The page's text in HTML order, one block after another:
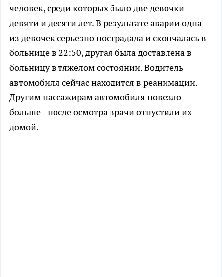
человек, среди которых было две девочки
девяти и десяти лет. В результате аварии одна
из девочек серьезно пострадала и скончалась в
больнице в 22:50, другая была доставлена в
больницу в тяжелом состоянии. Водитель
автомобиля сейчас находится в реанимации.
Другим пассажирам автомобиля повезло
больше - после осмотра врачи отпустили их
домой.